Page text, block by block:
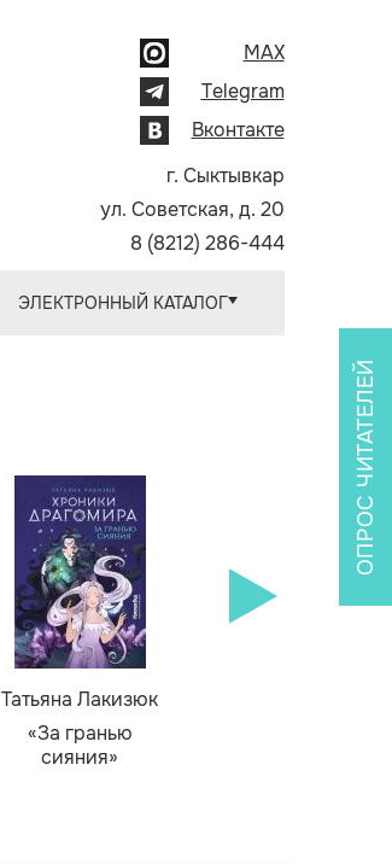
MAX
Telegram
Вконтакте
г. Сыктывкар
ул. Советская, д. 20
8 (8212) 286-444
ЭЛЕКТРОННЫЙ КАТАЛОГ
Татьяна Лакизюк
«За гранью
сияния»
ОПРОС ЧИТАТЕЛЕЙ